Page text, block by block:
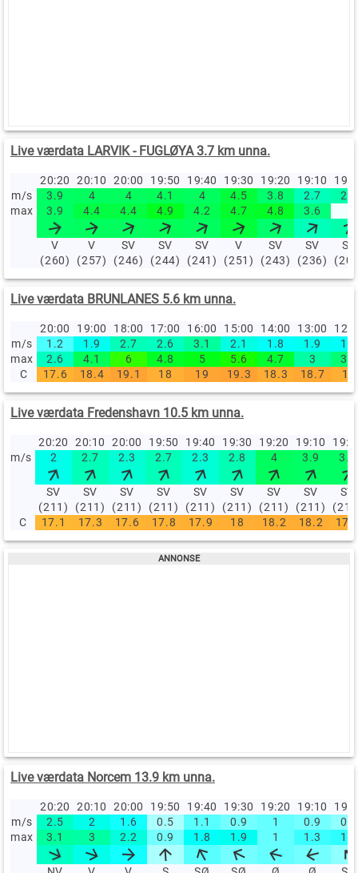
Live værdata LARVIK - FUGLØYA 3.7 km unna.
20:20 20:10 20:00 19:50 19:40 19:30 19:20 19:10
m/s
3.9 4 4 4.1 4 4.5 3.8 2.7
2.9
max
3.9 4.4 4.4 4.9 4.2 4.7 4.8 3.6
V
(260)
V
(257)
SV
(246)
SV
(244)
SV
(241)
V
(251)
SV
(243)
SV
(236)
SV
Live værdata BRUNLANES 5.6 km unna.
20:00 19:00 18:00 17:00 16:00 15:00 14:00 13:00
m/s
1.2 1.9 2.7 2.6 3.1 2.1 1.8 1.9
1.8
max
2.6 4.1 6 4.8 5 5.6 4.7 3
3.7
C
17.6 18.4 19.1 18 19 19.3 18.3 18.7 18
Live værdata Fredenshavn 10.5 km unna.
20:20 20:10 20:00 19:50 19:40 19:30 19:20 19:10
m/s
2 2.7 2.3 2.7 2.3 2.8 4 3.9 3.9
SV
(211)
SV
(211)
SV
(211)
SV
(211)
SV
(211)
SV
(211)
SV
(211)
SV
(211)
SV
C
17.1 17.3 17.6 17.8 17.9 18 18.2 18.2
Live værdata Norcem 13.9 km unna.
20:20 20:10 20:00 19:50 19:40 19:30 19:20 19:10
m/s
2.5 2 1.6 0.5 1.1 0.9 1 0.9
0.7
max
3.1 3 2.2 0.9 1.8 1.9 1 1.3 1.4